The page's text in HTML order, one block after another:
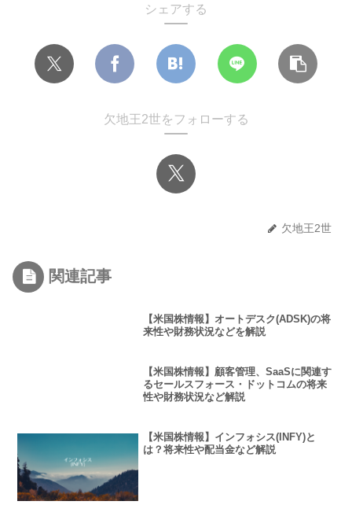
シェアする
欠地王2世をフォローする
欠地王2世
関連記事
【米国株情報】オートデスク(ADSK)の将
来性や財務状況などを解説
【米国株情報】顧客管理、SaaSに関連す
るセールスフォース・ドットコムの将来
性や財務状況など解説
【米国株情報】インフォシス(INFY)と
は？将来性や配当金など解説